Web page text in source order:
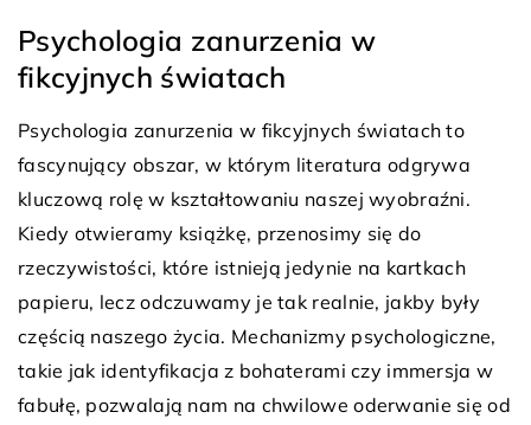
Psychologia zanurzenia w
fikcyjnych światach
Psychologia zanurzenia w fikcyjnych światach to
fascynujący obszar, w którym literatura odgrywa
kluczową rolę w kształtowaniu naszej wyobraźni.
Kiedy otwieramy książkę, przenosimy się do
rzeczywistości, które istnieją jedynie na kartkach
papieru, lecz odczuwamy je tak realnie, jakby były
częścią naszego życia. Mechanizmy psychologiczne,
takie jak identyfikacja z bohaterami czy immersja w
fabułę, pozwalają nam na chwilowe oderwanie się od